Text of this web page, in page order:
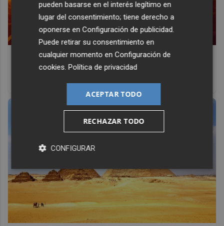
Corepunk MMORPG
Un verdadero MMORPG de la vieja escuela ¡Cómo los de
antes, pero mejor!
pueden basarse en el interés legítimo en
lugar del consentimiento; tiene derecho a
oponerse enConfiguración de publicidad
Puede retirar su consentimiento en
cualquier momento enConfiguración de
cookies .Política de privacidad
ACEPTAR TODO
RECHAZAR TODO
CONFIGURAR